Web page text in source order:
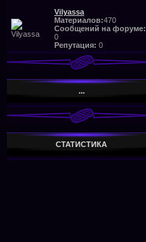
Vilyassa
Материалов:470
Сообщений на форуме:
0
Репутация: 0
...
СТАТИСТИКА